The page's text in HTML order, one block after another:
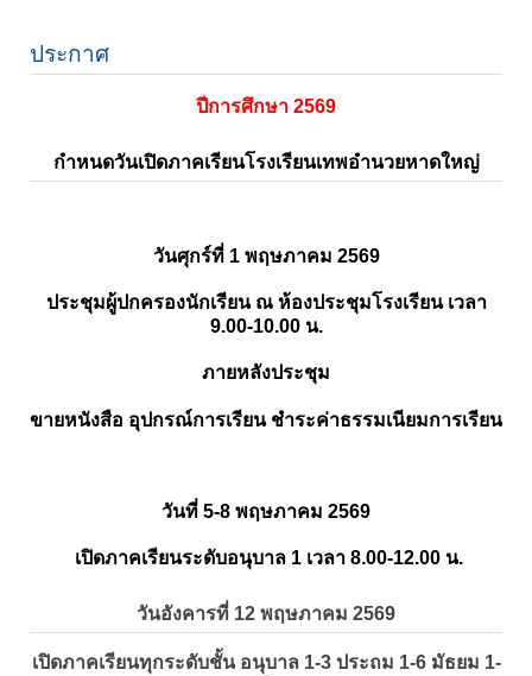
ประกาศ
ปีการศึกษา 2569
กำหนดวันเปิดภาคเรียนโรงเรียนเทพอำนวยหาดใหญ่
วันศุกร์ที่ 1 พฤษภาคม 2569
ประชุมผู้ปกครองนักเรียน ณ ห้องประชุมโรงเรียน เวลา
9.00-10.00 น.
ภายหลังประชุม
ขายหนังสือ อุปกรณ์การเรียน ชำระค่าธรรมเนียมการเรียน
วันที่ 5-8 พฤษภาคม 2569
เปิดภาคเรียนระดับอนุบาล 1 เวลา 8.00-12.00 น.
วันอังคารที่ 12 พฤษภาคม 2569
เปิดภาคเรียนทุกระดับชั้น อนุบาล 1-3 ประถม 1-6 มัธยม 1-